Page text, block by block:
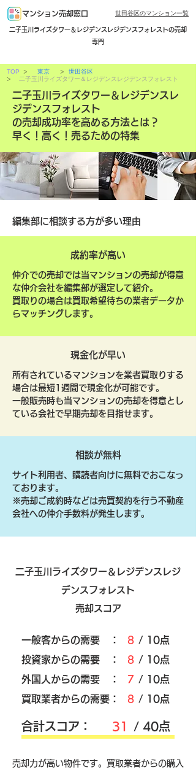
マンション売却窓口 世田谷区のマンション一覧
二子玉川ライズタワー＆レジデンスレジデンスフォレストの売却
専門
TOP > 東京
>
>
二子玉川ライズタワー＆レジデンスレジデンスフォレスト
世田谷区
二子玉川ライズタワー＆レジデンスレ
ジデンスフォレスト
の売却成功率を高める方法とは？
早く！高く！売るための特集
編集部に相談する方が多い理由
成約率が高い
仲介での売却では当マンションの売却が得意
な仲介会社を編集部が選定して紹介。
買取りの場合は買取希望待ちの業者データか
らマッチングします。
現金化が早い
所有されているマンションを業者買取りする
場合は最短1週間で現金化が可能です。
一般販売時も当マンションの売却を得意とし
ている会社で早期売却を目指せます。
相談が無料
サイト利用者、購読者向けに無料でおこなっ
ております。
​※売却ご成約時などは売買契約を行う不動産
会社への仲介手数料が発生します。
二子玉川ライズタワー＆レジデンスレジ
デンスフォレスト
売却スコア
​一般客からの需要 ： 8 / 10点
​投資家からの需要 ：
8 / 10点
外国人からの需要 ：
7 / 10点
買取業者からの需要：
8 / 10点
​合計スコア： 31 / 40点
売却力が高い物件です。買取業者からの購入